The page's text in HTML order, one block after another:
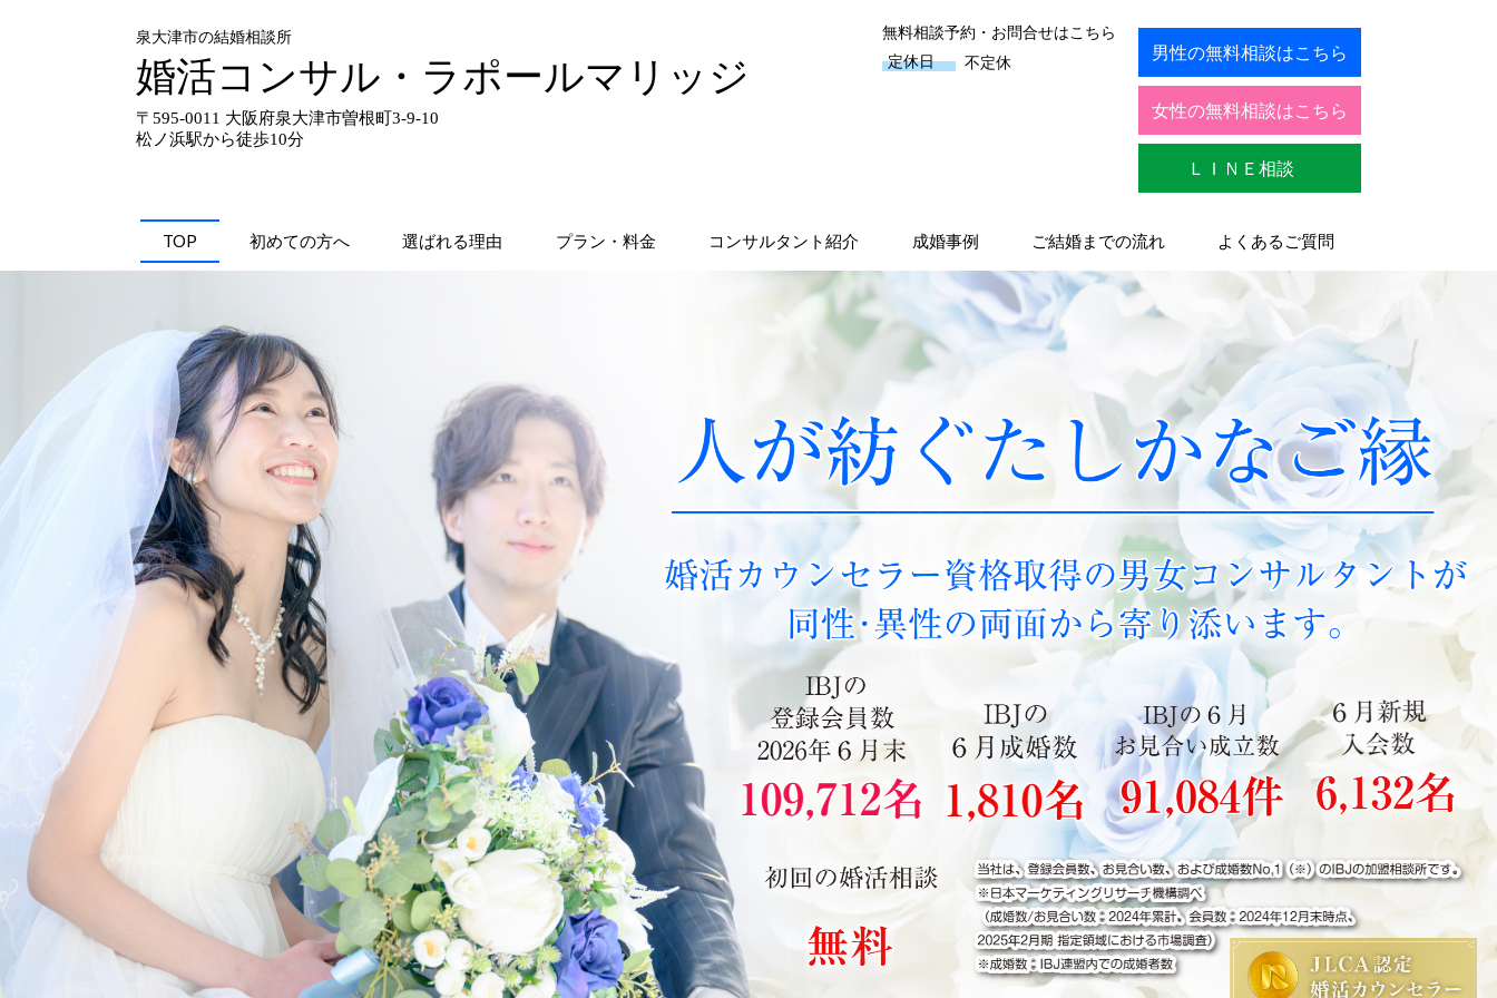
泉大津市の結婚相談所
婚活コンサル・ラポールマリッジ
〒595-0011 大阪府泉大津市曽根町3-9-10
松ノ浜駅から徒歩10分
無料相談予約・お問合せはこちら
定休日
不定休 男性の無料相談はこちら
女性の無料相談はこちら
ＬＩＮＥ相談
TOP 初めての方へ 選ばれる理由 プラン・料金 コンサルタント紹介 成婚事例 ご結婚までの流れ よくあるご質問